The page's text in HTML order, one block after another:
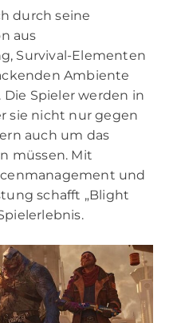
durch seine
aus
Survival-Elementen
Ambiente
Spieler werden in
sie nicht nur gegen
auch um das
müssen. Mit
und
schafft „Blight